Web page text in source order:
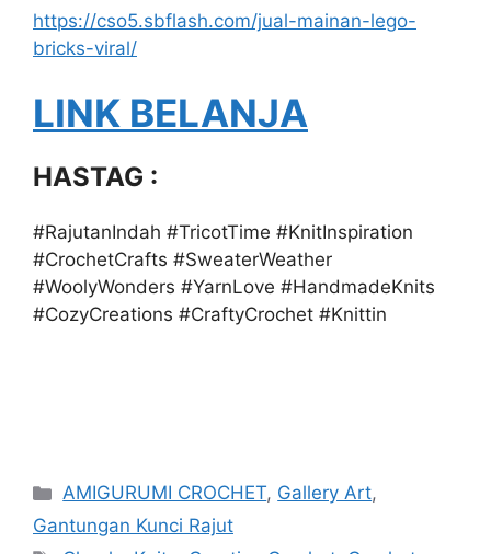
https://cso5.sbflash.com/jual-mainan-lego-
bricks-viral/
LINK BELANJA
HASTAG :
#RajutanIndah #TricotTime #KnitInspiration
#CrochetCrafts #SweaterWeather
#WoolyWonders #YarnLove #HandmadeKnits
#CozyCreations #CraftyCrochet #Knittin
Categories
AMIGURUMI CROCHET, Gallery Art,
Gantungan Kunci Rajut